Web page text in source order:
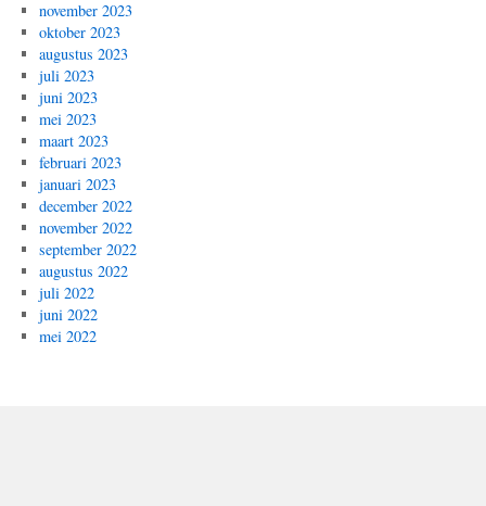
november 2023
oktober 2023
augustus 2023
juli 2023
juni 2023
mei 2023
maart 2023
februari 2023
januari 2023
december 2022
november 2022
september 2022
augustus 2022
juli 2022
juni 2022
mei 2022